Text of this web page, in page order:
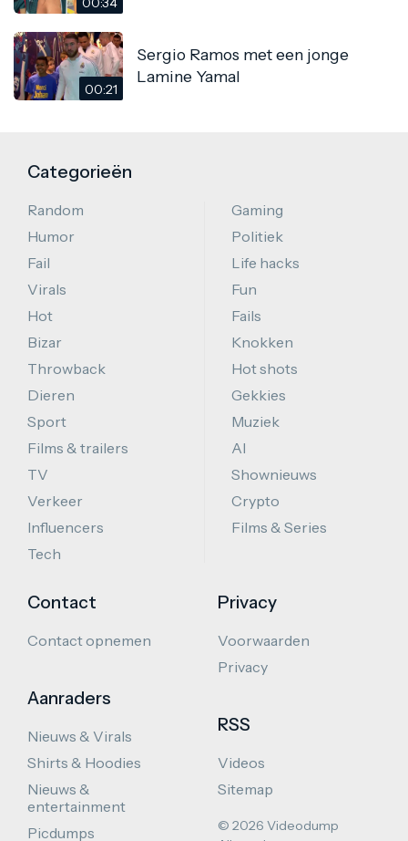
00:21
Sergio Ramos met een jonge
Lamine Yamal
Categorieën
Random
Humor
Fail
Virals
Hot
Bizar
Throwback
Dieren
Sport
Films & trailers
TV
Verkeer
Influencers
Tech
Gaming
Politiek
Life hacks
Fun
Fails
Knokken
Hot shots
Gekkies
Muziek
AI
Shownieuws
Crypto
Films & Series
Contact
Contact opnemen
Aanraders
Nieuws & Virals
Shirts & Hoodies
Nieuws &
entertainment
Picdumps
Privacy
Voorwaarden
Privacy
RSS
Videos
Sitemap
© 2026 Videodump